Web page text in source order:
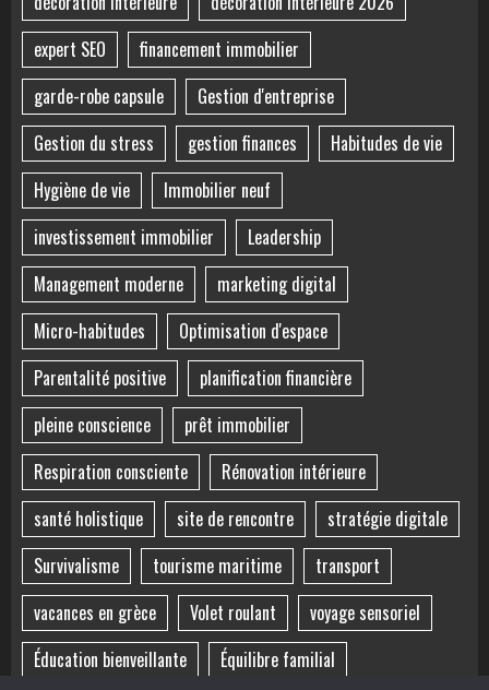
expert SEO
financement immobilier
garde-robe capsule
Gestion d'entreprise
Gestion du stress
gestion finances
Habitudes de vie
Hygiène de vie
Immobilier neuf
investissement immobilier
Leadership
Management moderne
marketing digital
Micro-habitudes
Optimisation d'espace
Parentalité positive
planification financière
pleine conscience
prêt immobilier
Respiration consciente
Rénovation intérieure
santé holistique
site de rencontre
stratégie digitale
Survivalisme
tourisme maritime
transport
vacances en grèce
Volet roulant
voyage sensoriel
Éducation bienveillante
Équilibre familial